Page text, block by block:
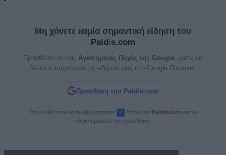
Μη χάνετε καμία σημαντική είδηση του
Paidis.com
Προσθέστε το στις Αγαπημένες Πηγές της Google , ώστε να
βλέπετε συχνότερα τις ειδήσεις μας στο Google Discover.
Προσθήκη του Paidis.com
Στη σελίδα που θα ανοίξει, πατήστε ✓ δίπλα στο Paidis.com για να
ολοκληρώσετε την προσθήκη.